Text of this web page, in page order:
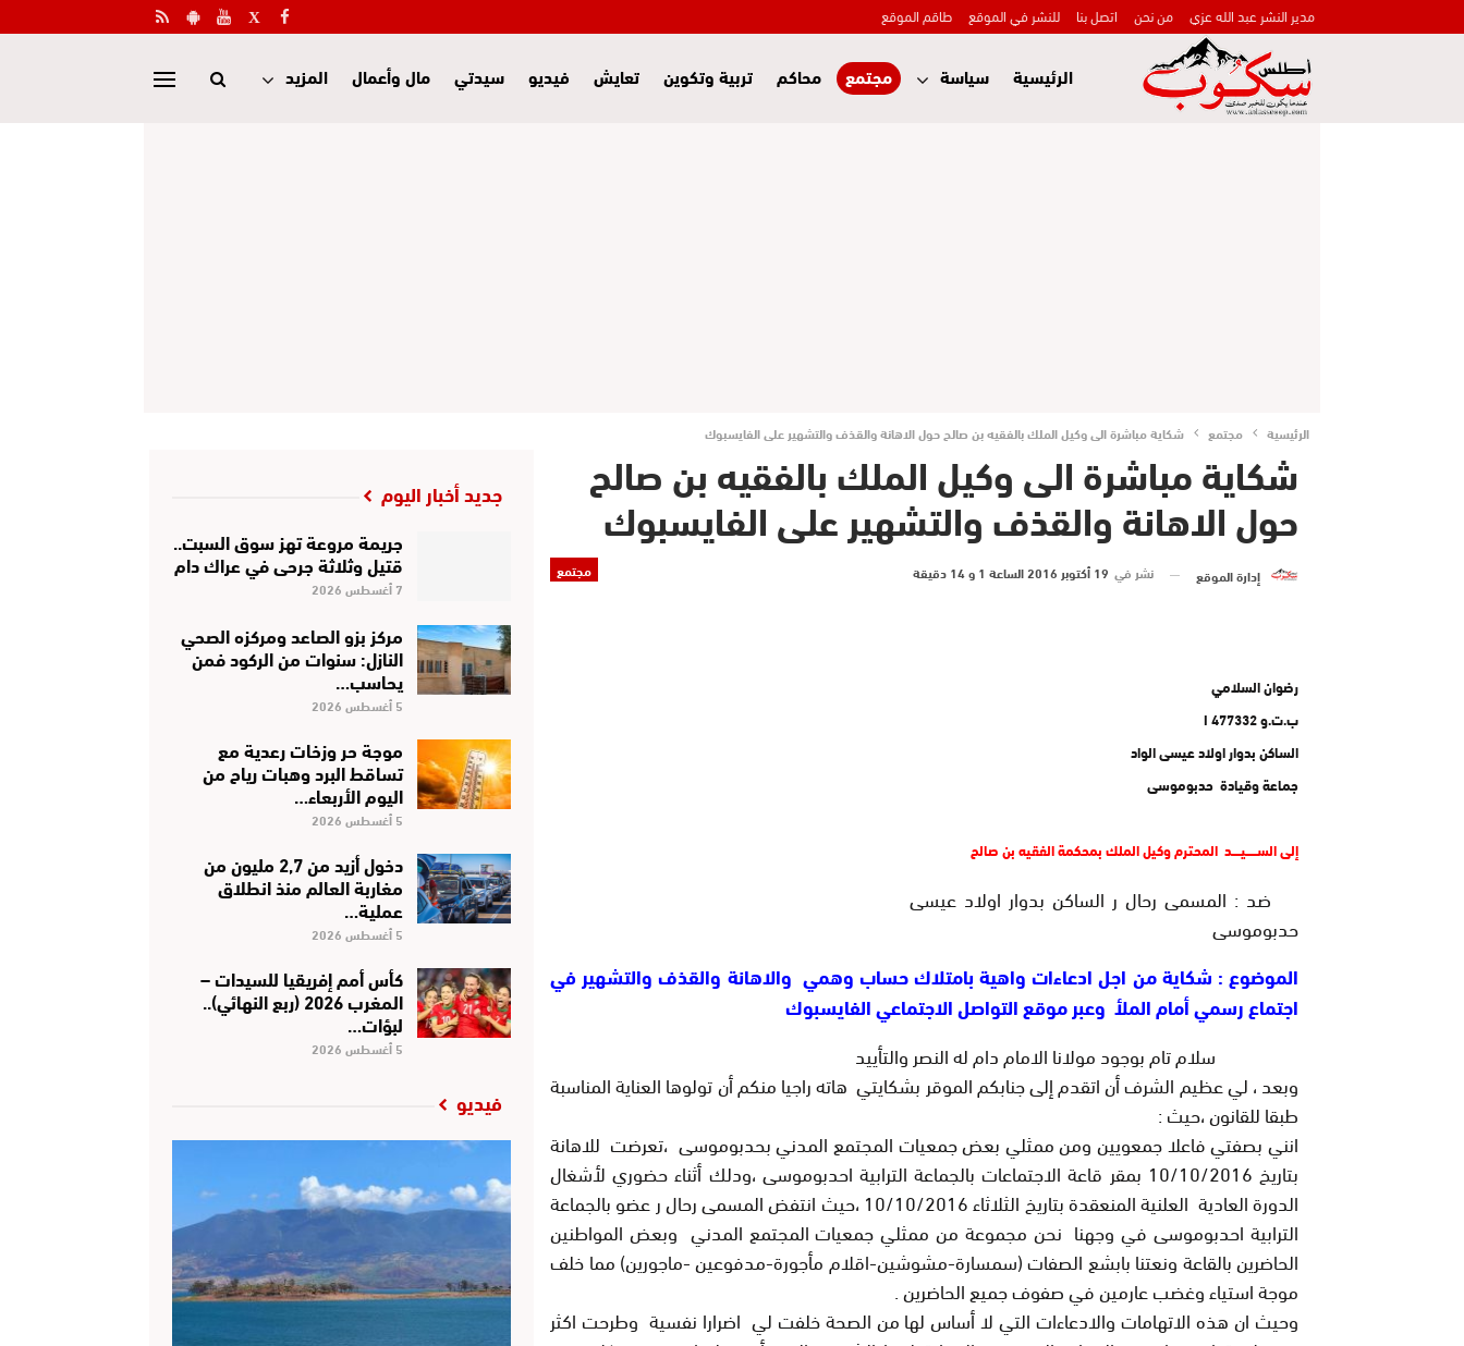
مدير النشر عبد الله عزي من نحن اتصل بنا للنشر في الموقع طاقم الموقع
الرئيسية سياسة مجتمع محاكم تربية وتكوين تعايش فيديو سيدتي مال وأعمال المزيد
الرئيسية مجتمع شكاية مباشرة الى وكيل الملك بالفقيه بن صالح حول الاهانة والقذف والتشهير على الفايسبوك
شكاية مباشرة الى وكيل الملك بالفقيه بن صالح
حول الاهانة والقذف والتشهير على الفايسبوك
مجتمع إدارة الموقع نشر في 19 أكتوبر 2016 الساعة 1 و 14 دقيقة
رضوان السلامي
ب.ت.و I 477332
الساكن بدوار اولاد عيسى الواد
جماعة وقيادة حدبوموسى
إلى الســـــيــــد المحترم وكيل الملك بمحكمةالفقيه بن صالح
ضد : المسمى رحال ر الساكن بدوار اولاد عيسى
حدبوموسى
الموضوع : شكاية من اجل ادعاءات واهية بامتلاك حساب وهمي والاهانة والقذف والتشهير في
اجتماع رسمي أمام الملأ وعبر موقع التواصل الاجتماعي الفايسبوك
سلام تام بوجود مولانا الامام دام له النصر والتأييد
وبعد ، لي عظيم الشرف أن اتقدم إلى جنابكم الموقر بشكايتي هاته راجيا منكم أن تولوها العناية المناسبة
طبقا للقانون ،حيث :
انني بصفتي فاعلا جمعويين ومن ممثلي بعض جمعيات المجتمع المدني بحدبوموسى ،تعرضت للاهانة
بتاريخ 10/10/2016 بمقر قاعة الاجتماعات بالجماعة الترابية احدبوموسى ،ودلك أثناء حضوري لأشغال
الدورة العادية العلنية المنعقدة بتاريخ الثلاثاء 10/10/2016 ،حيث انتفض المسمى رحال ر عضو بالجماعة
الترابية احدبوموسى في وجهنا نحن مجموعة من ممثلي جمعيات المجتمع المدني وبعض المواطنين
الحاضرين بالقاعة ونعتنا بابشع الصفات (سمسارة-مشوشين-اقلام مأجورة-مدفوعين -ماجورين) مما خلف
موجة استياء وغضب عارمين في صفوف جميع الحاضرين .
وحيث ان هذه الاتهامات والادعاءات التي لا أساس لها من الصحة خلفت لي اضرارا نفسية وطرحت اكثر
جديد أخبار اليوم
جريمة مروعة تهز سوق السبت..
قتيل وثلاثة جرحى في عراك دام
7 أغسطس 2026
مركز بزو الصاعد ومركزه الصحي
النازل: سنوات من الركود فمن
يحاسب…
5 أغسطس 2026
موجة حر وزخات رعدية مع
تساقط البرد وهبات رياح من
اليوم الأربعاء…
5 أغسطس 2026
دخول أزيد من 2,7 مليون من
مغاربة العالم منذ انطلاق
عملية…
5 أغسطس 2026
كأس أمم إفريقيا للسيدات –
المغرب 2026 (ربع النهائي)..
لبؤات…
5 أغسطس 2026
فيديو